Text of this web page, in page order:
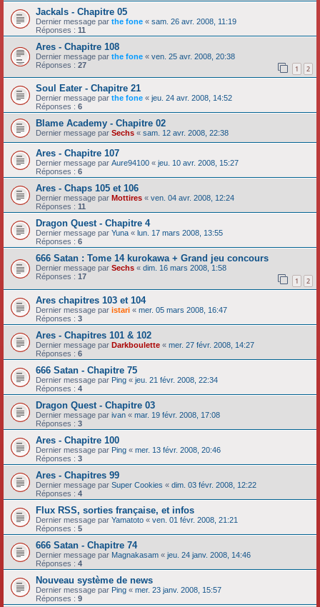
Jackals - Chapitre 05
Dernier message par the fone « sam. 26 avr. 2008, 11:19
Réponses : 11
Ares - Chapitre 108
Dernier message par the fone « ven. 25 avr. 2008, 20:38
Réponses : 27 1 2
Soul Eater - Chapitre 21
Dernier message par the fone « jeu. 24 avr. 2008, 14:52
Réponses : 6
Blame Academy - Chapitre 02
Dernier message par Sechs « sam. 12 avr. 2008, 22:38
Ares - Chapitre 107
Dernier message par Aure94100 « jeu. 10 avr. 2008, 15:27
Réponses : 6
Ares - Chaps 105 et 106
Dernier message par Mottires « ven. 04 avr. 2008, 12:24
Réponses : 11
Dragon Quest - Chapitre 4
Dernier message par Yuna « lun. 17 mars 2008, 13:55
Réponses : 6
666 Satan : Tome 14 kurokawa + Grand jeu concours
Dernier message par Sechs « dim. 16 mars 2008, 1:58
Réponses : 17 1 2
Ares chapitres 103 et 104
Dernier message par istari « mer. 05 mars 2008, 16:47
Réponses : 3
Ares - Chapitres 101 & 102
Dernier message par Darkboulette « mer. 27 févr. 2008, 14:27
Réponses : 6
666 Satan - Chapitre 75
Dernier message par Ping « jeu. 21 févr. 2008, 22:34
Réponses : 4
Dragon Quest - Chapitre 03
Dernier message par ivan « mar. 19 févr. 2008, 17:08
Réponses : 3
Ares - Chapitre 100
Dernier message par Ping « mer. 13 févr. 2008, 20:46
Réponses : 3
Ares - Chapitres 99
Dernier message par Super Cookies « dim. 03 févr. 2008, 12:22
Réponses : 4
Flux RSS, sorties française, et infos
Dernier message par Yamatoto « ven. 01 févr. 2008, 21:21
Réponses : 5
666 Satan - Chapitre 74
Dernier message par Magnakasam « jeu. 24 janv. 2008, 14:46
Réponses : 4
Nouveau système de news
Dernier message par Ping « mer. 23 janv. 2008, 15:57
Réponses : 9